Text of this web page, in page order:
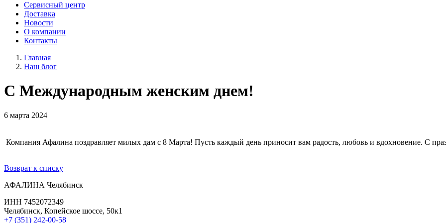
Сервисный центр
Доставка
Новости
О компании
Контакты
Главная
Наш блог
С Международным женским днем!
6 марта 2024
Компания Афалина поздравляет милых дам с 8 Марта! Пусть каждый день приносит вам радость, любовь и вдохновение. С
Возврат к списку
АФАЛИНА Челябинск
ИНН 7452072349
Челябинск, Копейское шоссе, 50к1
+7 (351) 242-00-58